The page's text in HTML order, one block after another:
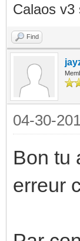
Calaos v3
Find
04-30-
Bon tu
erreur